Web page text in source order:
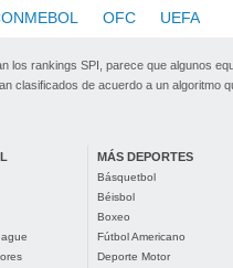
OFC UEFA
los rankings SPI, parece que algunos
clasificados de acuerdo a un algoritmo
MÁS DEPORTES
Básquetbol
Béisbol
Boxeo
Fútbol Americano
Deporte Motor